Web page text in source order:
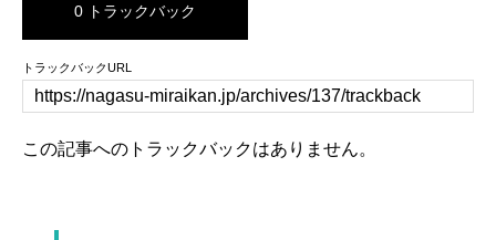
0 トラックバック
トラックバックURL
この記事へのトラックバックはありません。